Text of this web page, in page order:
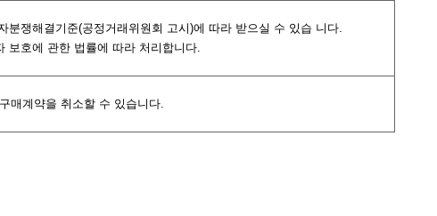
쟁해결기준(공정거래위원회 고시)에 따라 받으실 수 있습 니다.
호에 관한 법률에 따라 처리합니다.
매계약을 취소할 수 있습니다.